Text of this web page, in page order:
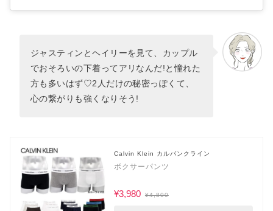
ジャスティンとヘイリーを見て、カップル
でおそろいの下着ってアリなんだ!と憧れた
方も多いはず♡2人だけの秘密っぽくて、
心の繋がりも強くなりそう!
Calvin Klein カルバンクライン
ボクサーパンツ
¥3,980 ¥4,800